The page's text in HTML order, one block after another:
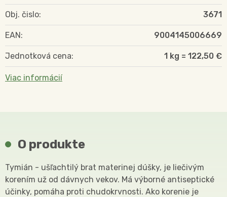
Obj. čislo: 3671
EAN: 9004145006669
Jednotková cena: 1 kg = 122,50 €
Viac informácií
O produkte
Tymián - ušľachtilý brat materinej dúšky, je liečivým
korením už od dávnych vekov. Má výborné antiseptické
účinky, pomáha proti chudokrvnosti. Ako korenie je